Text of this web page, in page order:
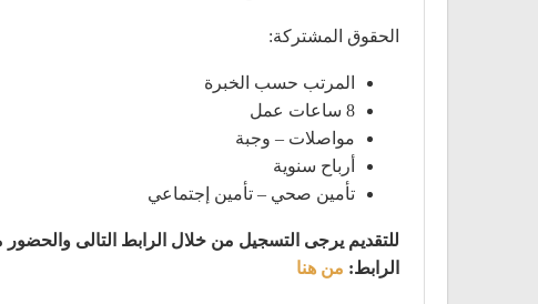
الحقوق المشتركة:
المرتب حسب الخبرة
8 ساعات عمل
مواصلات – وجبة
أرباح سنوية
تأمين صحي – تأمين إجتماعي
للتقديم يرجى التسجيل من خلال الرابط التالى والحضور
الرابط: من هنا